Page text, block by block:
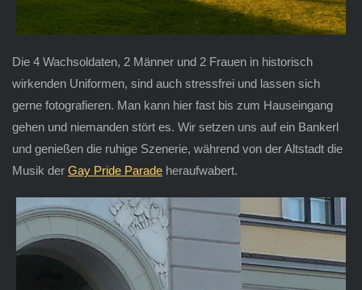
Die 4 Wachsoldaten, 2 Männer und 2 Frauen in historisch
wirkenden Uniformen, sind auch stressfrei und lassen sich
gerne fotografieren. Man kann hier fast bis zum Hauseingang
gehen und niemanden stört es. Wir setzen uns auf ein Bankerl
und genießen die ruhige Szenerie, während von der Altstadt die
Musik der Gay Pride Paradeheraufwabert.